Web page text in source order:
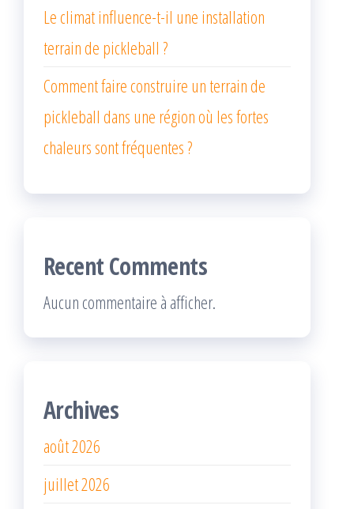
Le climat influence-t-il une installation
terrain de pickleball ?
Comment faire construire un terrain de
pickleball dans une région où les fortes
chaleurs sont fréquentes ?
Recent Comments
Aucun commentaire à afficher.
Archives
août 2026
juillet 2026